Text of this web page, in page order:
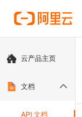
云产品主页
文档
API 文档